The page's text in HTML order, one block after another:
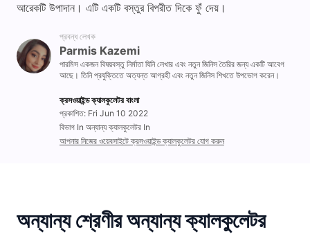
আরেকটি উপাদান। এটি একটি বস্তুর বিপরীত দিকে ফুঁ দেয়।
প্রবন্ধ লেখক
Parmis Kazemi
পারমিস একজন বিষয়বস্তু নির্মাতা যিনি লেখার এবং নতুন জিনিস তৈরির জন্য একটি আবেগ
আছে। তিনি প্রযুক্তিতে অত্যন্ত আগ্রহী এবং নতুন জিনিস শিখতে উপভোগ করেন।
ক্রসওয়াইন্ড ক্যালকুলেটর বাংলা
প্রকাশিত: Fri Jun 10 2022
বিভাগ In অন্যান্য ক্যালকুলেটর In
আপনার নিজের ওয়েবসাইটে ক্রসওয়াইন্ড ক্যালকুলেটর যোগ করুন
অন্যান্য শ্রেণীর অন্যান্য ক্যালকুলেটর